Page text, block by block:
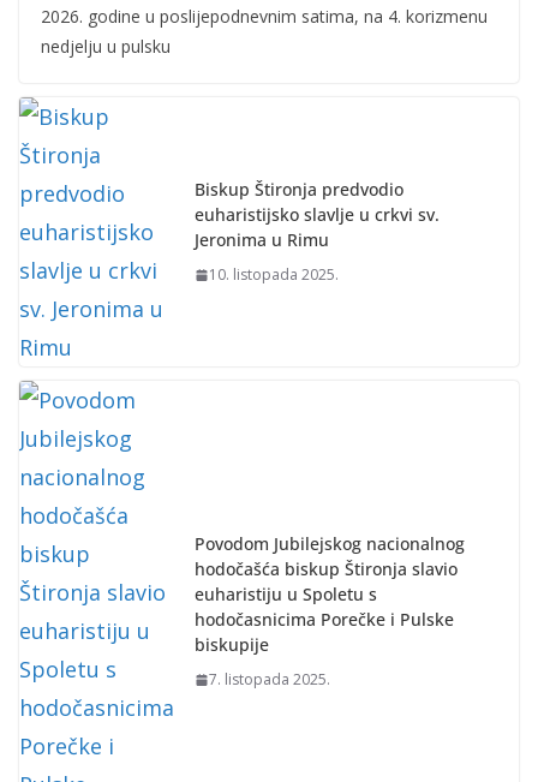
2026. godine u poslijepodnevnim satima, na 4. korizmenu
nedjelju u pulsku
Biskup Štironja predvodio
euharistijsko slavlje u crkvi sv.
Jeronima u Rimu
10. listopada 2025.
Povodom Jubilejskog nacionalnog
hodočašća biskup Štironja slavio
euharistiju u Spoletu s
hodočasnicima Porečke i Pulske
biskupije
7. listopada 2025.